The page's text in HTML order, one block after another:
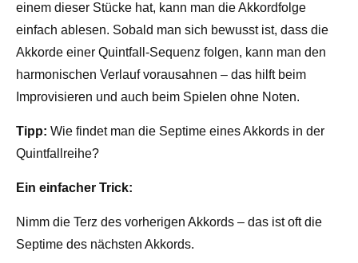
einem dieser Stücke hat, kann man die Akkordfolge
einfach ablesen. Sobald man sich bewusst ist, dass die
Akkorde einer Quintfall-Sequenz folgen, kann man den
harmonischen Verlauf vorausahnen – das hilft beim
Improvisieren und auch beim Spielen ohne Noten.
Tipp: Wie findet man die Septime eines Akkords in der
Quintfallreihe?
Ein einfacher Trick:
Nimm die Terz des vorherigen Akkords – das ist oft die
Septime des nächsten Akkords.